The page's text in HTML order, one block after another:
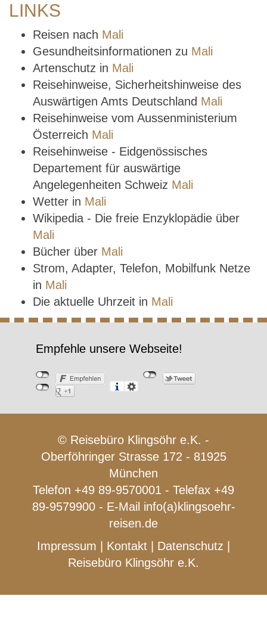
LINKS
Reisen nach Mali
Gesundheitsinformationen zu Mali
Artenschutz in Mali
Reisehinweise, Sicherheitshinweise des
Auswärtigen Amts Deutschland Mali
Reisehinweise vom Aussenministerium
Österreich Mali
Reisehinweise - Eidgenössisches
Departement für auswärtige
Angelegenheiten Schweiz Mali
Wetter in Mali
Wikipedia - Die freie Enzyklopädie über
Mali
Bücher über Mali
Strom, Adapter, Telefon, Mobilfunk Netze
in Mali
Die aktuelle Uhrzeit in Mali
Empfehle unsere Webseite!
© Reisebüro Klingsöhr e.K. -
Oberföhringer Strasse 172 - 81925
München
Telefon +49 89-9570001 - Telefax +49
89-9579900 - E-Mail info(a)klingsoehr-
reisen.de
Impressum
Kontakt Datenschutz
Reisebüro Klingsöhr e.K.